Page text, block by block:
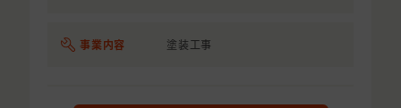
事業内容 塗装工事